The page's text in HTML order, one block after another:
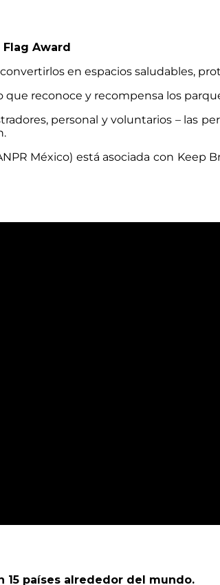
Award
en espacios saludables,
reconoce y recompensa los
personal y voluntarios – las
México) está asociada con Keep
15 países alrededor del mundo.